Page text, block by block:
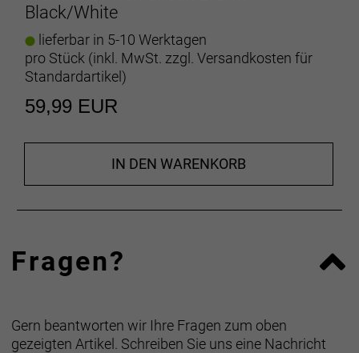
umweltfreundlicherer Herstellungsverfahren
gefertigt.
- Materialtyp: Strick
- Fasergehalt: 44 % recyceltes Polyester / 44 %
Cocona 37.5 Polyester / 12 % Spandex
Telefon: 00800 8735 8735
Black/White
lieferbar in 5-10 Werktagen
pro Stück (inkl. MwSt. zzgl. Versandkosten für
Standardartikel)
59,99 EUR
IN DEN WARENKORB
Fragen?
Gern beantworten wir Ihre Fragen zum oben
gezeigten Artikel. Schreiben Sie uns eine Nachricht